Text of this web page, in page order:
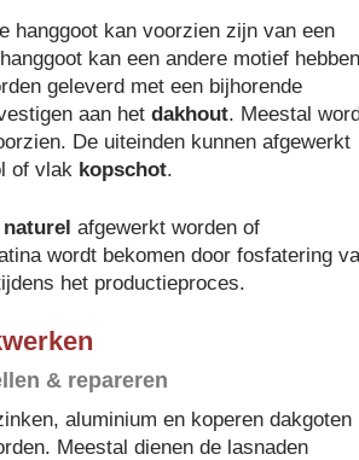
hanggoot kan voorzien zijn van een
kan een andere motief
geleverd met een bijhorende
aan het dakhout. Meestal
De uiteinden kunnen afgewerkt
of vlak kopschot.
naturel afgewerkt worden of
wordt bekomen door fosfatering
het productieproces.
& repareren
aluminium en koperen dakgoten
Meestal dienen de lasnaden